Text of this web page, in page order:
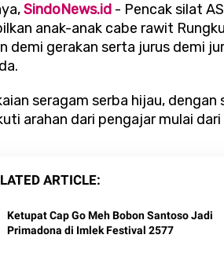
SindoNews.id - Pencak silat
anak-anak cabe rawit
demi gerakan serta jurus demi
seragam serba hijau,
arahan dari pengajar mulai
ARTICLE
Ketupat Cap Go Meh Bobon Santoso Jadi
Primadona di Imlek Festival 2577